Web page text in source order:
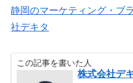
静岡のマーケティング・ブ
社デキタ
この記事を書いた人
株式会社デ